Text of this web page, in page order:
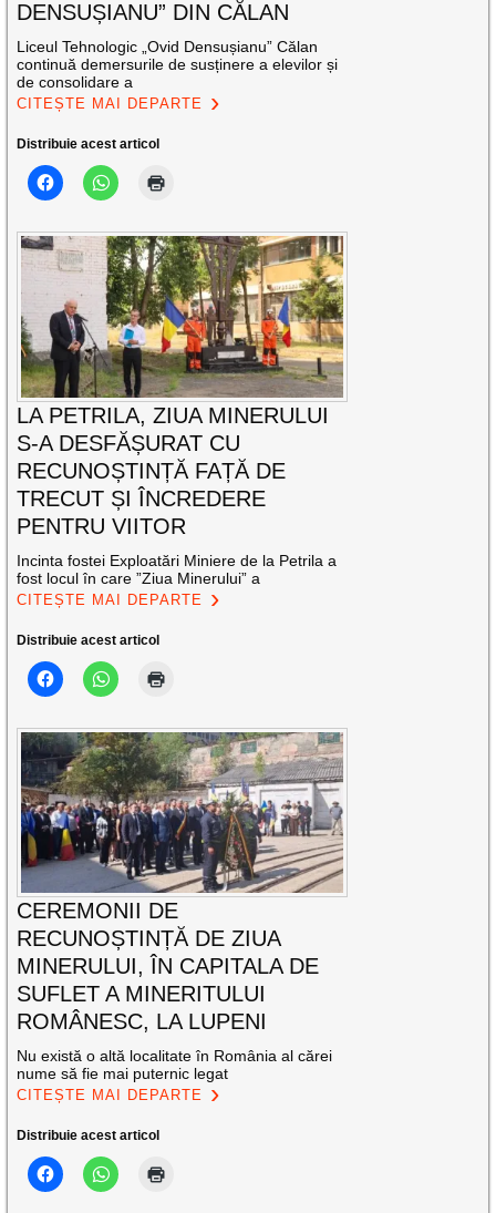
DENSUȘIANU” DIN CĂLAN
Liceul Tehnologic „Ovid Densușianu” Călan
continuă demersurile de susținere a elevilor și
de consolidare a
CITEȘTE MAI DEPARTE
Distribuie acest articol
LA PETRILA, ZIUA MINERULUI
S-A DESFĂȘURAT CU
RECUNOȘTINȚĂ FAȚĂ DE
TRECUT ȘI ÎNCREDERE
PENTRU VIITOR
Incinta fostei Exploatări Miniere de la Petrila a
fost locul în care ”Ziua Minerului” a
CITEȘTE MAI DEPARTE
Distribuie acest articol
CEREMONII DE
RECUNOȘTINȚĂ DE ZIUA
MINERULUI, ÎN CAPITALA DE
SUFLET A MINERITULUI
ROMÂNESC, LA LUPENI
Nu există o altă localitate în România al cărei
nume să fie mai puternic legat
CITEȘTE MAI DEPARTE
Distribuie acest articol